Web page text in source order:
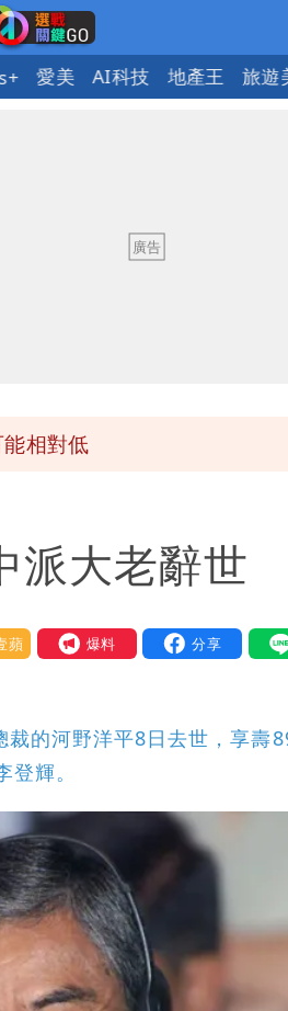
愛美 AI科技 地產王 旅遊
相對低
分歧藏警訊：不利強度維持
派大老辭世
我要爆料
的河野洋平8日去世，享壽
輝。